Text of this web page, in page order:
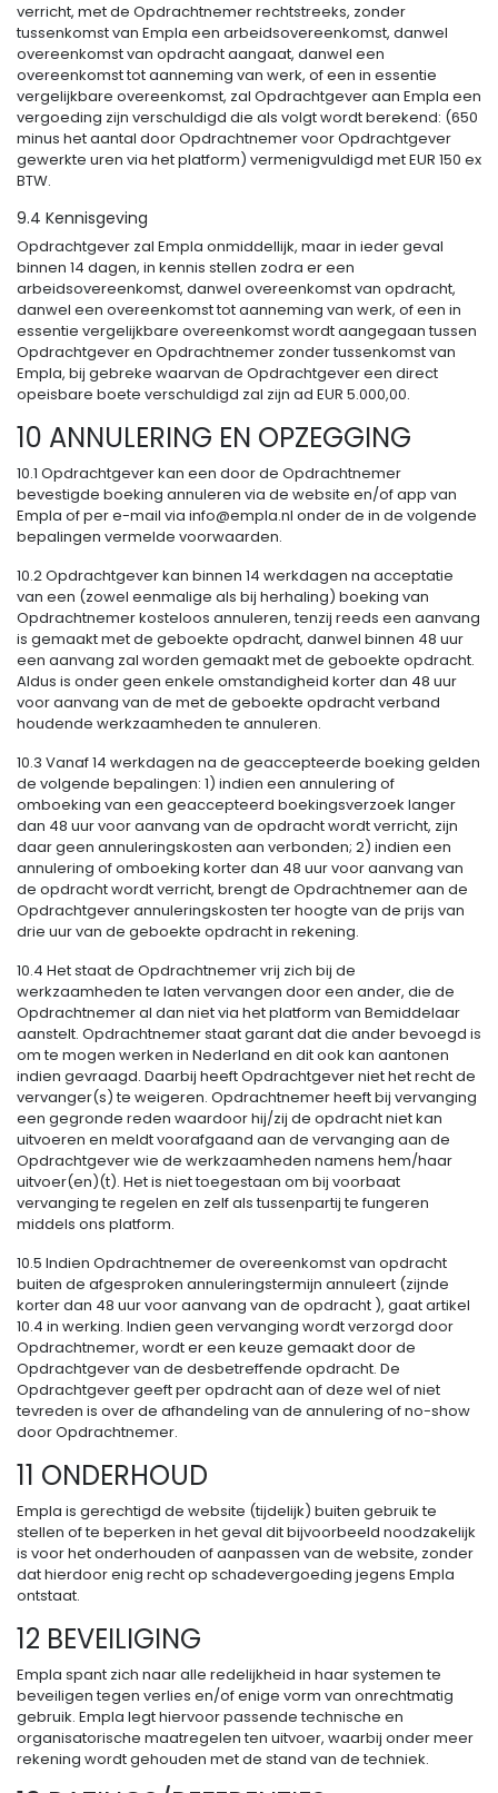
verricht, met de Opdrachtnemer rechtstreeks, zonder
tussenkomst van Empla een arbeidsovereenkomst, danwel
overeenkomst van opdracht aangaat, danwel een
overeenkomst tot aanneming van werk, of een in essentie
vergelijkbare overeenkomst, zal Opdrachtgever aan Empla een
vergoeding zijn verschuldigd die als volgt wordt berekend: (650
minus het aantal door Opdrachtnemer voor Opdrachtgever
gewerkte uren via het platform) vermenigvuldigd met EUR 150 ex
BTW.
9.4 Kennisgeving
Opdrachtgever zal Empla onmiddellijk, maar in ieder geval
binnen 14 dagen, in kennis stellen zodra er een
arbeidsovereenkomst, danwel overeenkomst van opdracht,
danwel een overeenkomst tot aanneming van werk, of een in
essentie vergelijkbare overeenkomst wordt aangegaan tussen
Opdrachtgever en Opdrachtnemer zonder tussenkomst van
Empla, bij gebreke waarvan de Opdrachtgever een direct
opeisbare boete verschuldigd zal zijn ad EUR 5.000,00.
10 ANNULERING EN OPZEGGING
10.1 Opdrachtgever kan een door de Opdrachtnemer
bevestigde boeking annuleren via de website en/of app van
Empla of per e-mail via info@empla.nl onder de in de volgende
bepalingen vermelde voorwaarden.
10.2 Opdrachtgever kan binnen 14 werkdagen na acceptatie
van een (zowel eenmalige als bij herhaling) boeking van
Opdrachtnemer kosteloos annuleren, tenzij reeds een aanvang
is gemaakt met de geboekte opdracht, danwel binnen 48 uur
een aanvang zal worden gemaakt met de geboekte opdracht.
Aldus is onder geen enkele omstandigheid korter dan 48 uur
voor aanvang van de met de geboekte opdracht verband
houdende werkzaamheden te annuleren.
10.3 Vanaf 14 werkdagen na de geaccepteerde boeking gelden
de volgende bepalingen: 1) indien een annulering of
omboeking van een geaccepteerd boekingsverzoek langer
dan 48 uur voor aanvang van de opdracht wordt verricht, zijn
daar geen annuleringskosten aan verbonden; 2) indien een
annulering of omboeking korter dan 48 uur voor aanvang van
de opdracht wordt verricht, brengt de Opdrachtnemer aan de
Opdrachtgever annuleringskosten ter hoogte van de prijs van
drie uur van de geboekte opdracht in rekening.
10.4 Het staat de Opdrachtnemer vrij zich bij de
werkzaamheden te laten vervangen door een ander, die de
Opdrachtnemer al dan niet via het platform van Bemiddelaar
aanstelt. Opdrachtnemer staat garant dat die ander bevoegd is
om te mogen werken in Nederland en dit ook kan aantonen
indien gevraagd. Daarbij heeft Opdrachtgever niet het recht de
vervanger(s) te weigeren. Opdrachtnemer heeft bij vervanging
een gegronde reden waardoor hij/zij de opdracht niet kan
uitvoeren en meldt voorafgaand aan de vervanging aan de
Opdrachtgever wie de werkzaamheden namens hem/haar
uitvoer(en)(t). Het is niet toegestaan om bij voorbaat
vervanging te regelen en zelf als tussenpartij te fungeren
middels ons platform.
10.5 Indien Opdrachtnemer de overeenkomst van opdracht
buiten de afgesproken annuleringstermijn annuleert (zijnde
korter dan 48 uur voor aanvang van de opdracht ), gaat artikel
10.4 in werking. Indien geen vervanging wordt verzorgd door
Opdrachtnemer, wordt er een keuze gemaakt door de
Opdrachtgever van de desbetreffende opdracht. De
Opdrachtgever geeft per opdracht aan of deze wel of niet
tevreden is over de afhandeling van de annulering of no-show
door Opdrachtnemer.
11 ONDERHOUD
Empla is gerechtigd de website (tijdelijk) buiten gebruik te
stellen of te beperken in het geval dit bijvoorbeeld noodzakelijk
is voor het onderhouden of aanpassen van de website, zonder
dat hierdoor enig recht op schadevergoeding jegens Empla
ontstaat.
12 BEVEILIGING
Empla spant zich naar alle redelijkheid in haar systemen te
beveiligen tegen verlies en/of enige vorm van onrechtmatig
gebruik. Empla legt hiervoor passende technische en
organisatorische maatregelen ten uitvoer, waarbij onder meer
rekening wordt gehouden met de stand van de techniek.